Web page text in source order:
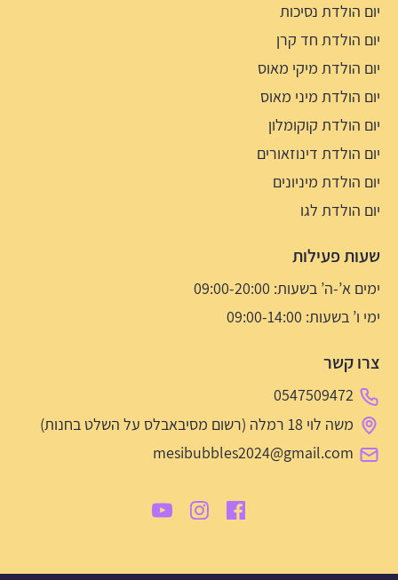
יום הולדת נסיכות
יום הולדת חד קרן
יום הולדת מיקי מאוס
יום הולדת מיני מאוס
יום הולדת קוקומלון
יום הולדת דינוזאורים
יום הולדת מיניונים
יום הולדת לגו
שעות פעילות
ימים א’-ה’ בשעות: 09:00-20:00
ימי ו’ בשעות: 09:00-14:00
צרו קשר
0547509472
משה לוי 18 רמלה (רשום מסיבאבלס על השלט בחנות)
mesibubbles2024@gmail.com